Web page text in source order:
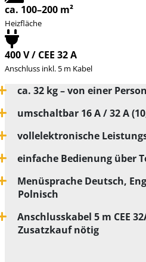
ca. 100–200 m²
Heizfläche
400 V / CEE 32 A
Anschluss inkl. 5 m Kabel
ca. 32 kg – von einer
umschaltbar 16 A / 32 A
vollelektronische
einfache Bedienung über
Menüsprache Deutsch,
Polnisch
Anschlusskabel 5 m CEE
Zusatzkauf nötig